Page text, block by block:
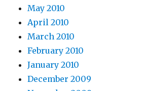
May 2010
April 2010
March 2010
February 2010
January 2010
December 2009